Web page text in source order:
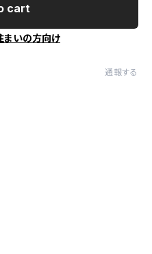
cart
まいの方向け
通報する